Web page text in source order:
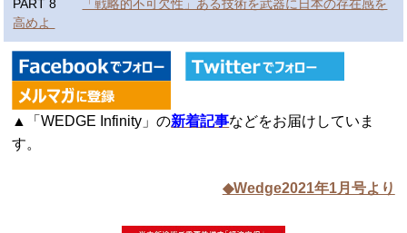
PART 8
「戦略的不可欠性」ある技術を武器に日本の存在感を
高めよ
▲「WEDGE Infinity」の新着記事などをお届けしていま
す。
◆Wedge2021年1月号より